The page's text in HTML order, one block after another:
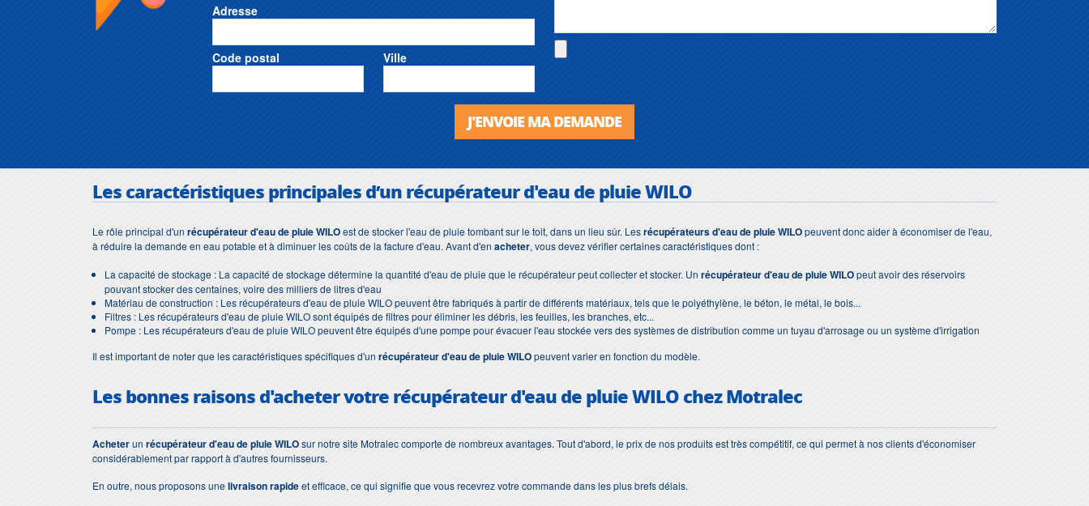
Adresse
Code postal Ville
J'ENVOIE MA DEMANDE
Les caractéristiques principales d’unrécupérateur d'eau de pluie WILO
Le rôle principal d'un récupérateur d'eau de pluie WILOest de stocker l'eau de pluie tombant sur le toit, dans un lieu sûr. Lesrécupérateurs d'eau de pluie WILOpeuvent donc aider à économiser de l'eau,
à réduire la demande en eau potable et à diminuer les coûts de la facture d'eau. Avant d'en acheter, vous devez vérifier certaines caractéristiques dont :
La capacité de stockage : La capacité de stockage détermine la quantité d'eau de pluie que le récupérateur peut collecter et stocker. Un récupérateur d'eau de pluie WILOpeut avoir des réservoirs
pouvant stocker des centaines, voire des milliers de litres d'eau
Matériau de construction : Les récupérateurs d'eau de pluie WILO peuvent être fabriqués à partir de différents matériaux, tels que le polyéthylène, le béton, le métal, le bois...
Filtres : Les récupérateurs d'eau de pluie WILO sont équipés de filtres pour éliminer les débris, les feuilles, les branches, etc...
Pompe : Les récupérateurs d'eau de pluie WILO peuvent être équipés d'une pompe pour évacuer l'eau stockée vers des systèmes de distribution comme un tuyau d'arrosage ou un système d'irrigation
Il est important de noter que les caractéristiques spécifiques d'un récupérateur d'eau de pluie WILOpeuvent varier en fonction du modèle.
Les bonnes raisons d'acheter votrerécupérateur d'eau de pluie WILOchez Motralec
Acheterun récupérateur d'eau de pluie WILOsur notre site Motralec comporte de nombreux avantages. Tout d'abord, le prix de nos produits est très compétitif, ce qui permet à nos clients d'économiser
considérablement par rapport à d'autres fournisseurs.
En outre, nous proposons unelivraison rapideet efficace, ce qui signifie que vous recevrez votre commande dans les plus brefs délais.